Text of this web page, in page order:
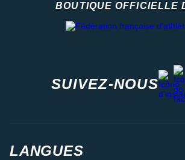
BOUTIQUE OFFICIELLE
SUIVEZ-NOUS
LANGUES